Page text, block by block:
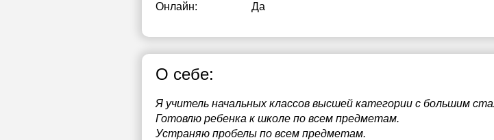
Онлайн: Да
О себе:
Я учитель начальных классов высшей категории с большим
Готовлю ребенка к школе по всем предметам.
Устраняю пробелы по всем предметам.